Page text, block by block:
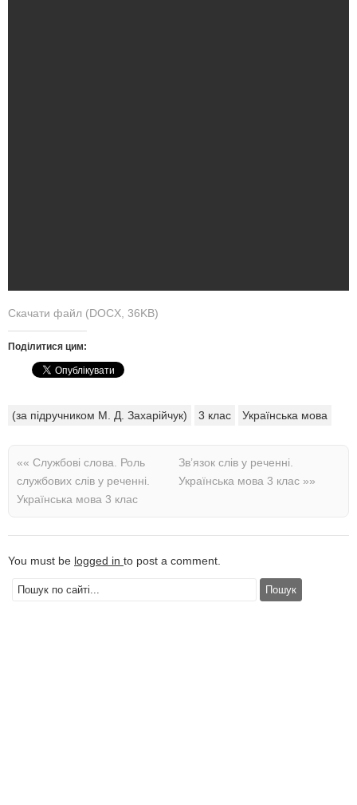
Скачати файл (DOCX, 36KB)
Поділитися цим:
(за підручником М. Д. Захарійчук) 3 клас Українська мова
«« Службові слова. Роль
службових слів у реченні.
Українська мова 3 клас
Зв’язок слів у реченні.
Українська мова 3 клас »»
You must be logged in to post a comment.